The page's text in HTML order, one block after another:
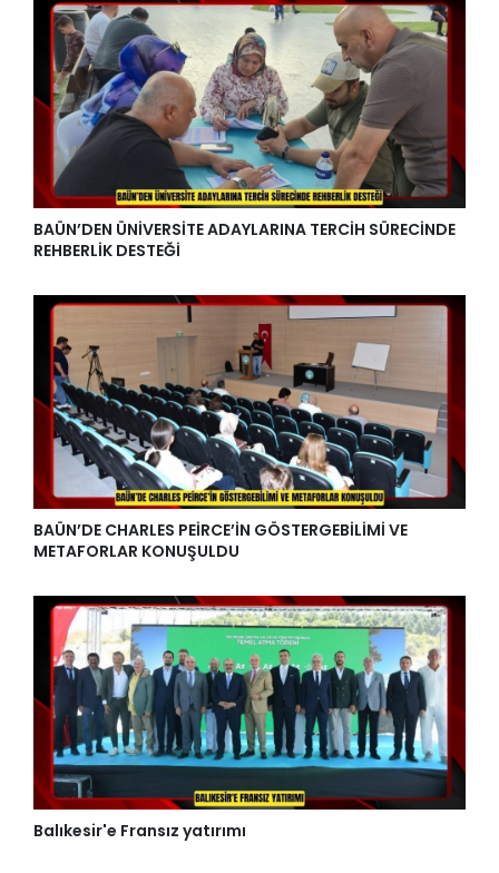
BAÜN’DEN ÜNİVERSİTE ADAYLARINA TERCİH SÜRECİNDE
REHBERLİK DESTEĞİ
BAÜN’DE CHARLES PEİRCE’İN GÖSTERGEBİLİMİ VE
METAFORLAR KONUŞULDU
Balıkesir'e Fransız yatırımı